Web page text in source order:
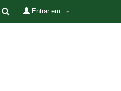
Entrar em: